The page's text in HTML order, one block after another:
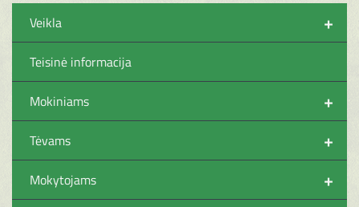
+
Veikla
Teisinė informacija
+
Mokiniams
+
Tėvams
+
Mokytojams